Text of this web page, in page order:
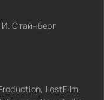
Стайнберг
LostFilm,